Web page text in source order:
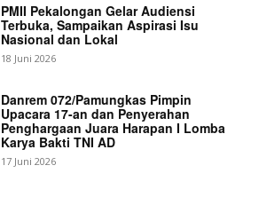
PMII Pekalongan Gelar Audiensi
Terbuka, Sampaikan Aspirasi Isu
Nasional dan Lokal
18 Juni 2026
Danrem 072/Pamungkas Pimpin
Upacara 17-an dan Penyerahan
Penghargaan Juara Harapan I Lomba
Karya Bakti TNI AD
17 Juni 2026